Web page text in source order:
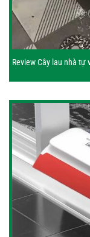
Review Cây lau nhà tự